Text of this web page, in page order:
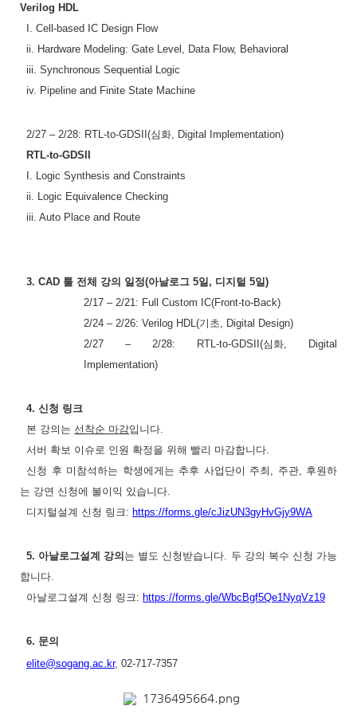
Verilog HDL
I. Cell-based IC Design Flow
ii. Hardware Modeling: Gate Level, Data Flow, Behavioral
iii. Synchronous Sequential Logic
iv. Pipeline and Finite State Machine
2/27 – 2/28: RTL-to-GDSII(심화 , Digital Implementation)
RTL-to-GDSII
I. Logic Synthesis and Constraints
ii. Logic Equivalence Checking
iii. Auto Place and Route
3. CAD 툴 전체 강의 일정(아날로그 5일, 디지털 5일)
2/17 – 2/21: Full Custom IC(Front-to-Back)
2/24 – 2/26: Verilog HDL(기초 , Digital Design)
2/27 – 2/28: RTL-to-GDSII(심화 , Digital
Implementation)
4. 신청 링크
본 강의는 선착순 마감입니다
서버 확보 이슈로 인원 확정을 위해 빨리 마감합니다
신청 후 미참석하는 학생에게는 추후 사업단이 주최
주관, 후원하
는 강연 신청에 불이익 있습니다
디지털설계 신청 링크 : https://forms.gle/cJizUN3gyHvGjy9WA
5. 아날로그설계 강의는 별도 신청받습니다
두 강의 복수 신청 가능
합니다
아날로그설계 신청 링크 : https://forms.gle/WbcBgf5Qe1NyqVz19
6. 문의
elite@sogang.ac.kr, 02-717-7357